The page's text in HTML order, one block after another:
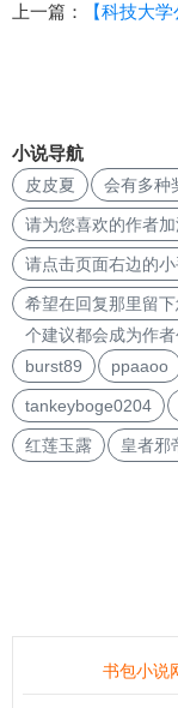
上一篇： 【科技大学公文纪事】其
小说导航
皮皮夏 会有多种
请为您喜欢的作
请点击页面右边
希望在回复那里
个建议都会成为作
burst89
ppaaoo
tankeyboge0204
红莲玉露 皇者邪
书包小说